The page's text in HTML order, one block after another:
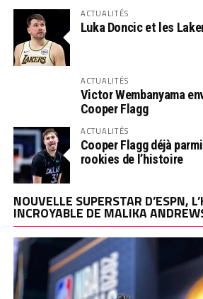
ACTUALITÉS
Luka Doncic et les
ACTUALITÉS
Victor Wembanyama
Cooper Flagg
ACTUALITÉS
Cooper Flagg déjà
rookies de l’histoire
NOUVELLE SUPERSTAR D’ESPN,
INCROYABLE DE MALIKA